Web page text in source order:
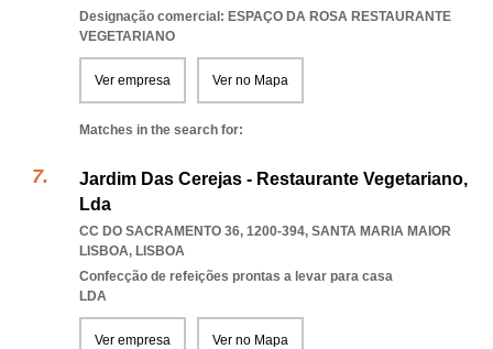
Designação comercial: ESPAÇO DA ROSA RESTAURANTE
VEGETARIANO
Ver empresa Ver no Mapa
Matches in the search for:
Jardim Das Cerejas - Restaurante Vegetariano,
Lda
CC DO SACRAMENTO 36, 1200-394, SANTA MARIA MAIOR
LISBOA, LISBOA
Confecção de refeições prontas a levar para casa
LDA
Ver empresa Ver no Mapa